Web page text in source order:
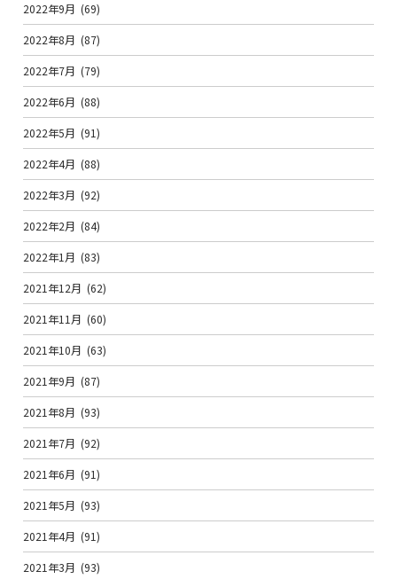
2022年9月 (69)
2022年8月 (87)
2022年7月 (79)
2022年6月 (88)
2022年5月 (91)
2022年4月 (88)
2022年3月 (92)
2022年2月 (84)
2022年1月 (83)
2021年12月 (62)
2021年11月 (60)
2021年10月 (63)
2021年9月 (87)
2021年8月 (93)
2021年7月 (92)
2021年6月 (91)
2021年5月 (93)
2021年4月 (91)
2021年3月 (93)